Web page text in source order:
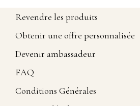
Revendre les produits
Obtenir une offre personnalisée
Devenir ambassadeur
FAQ
Conditions Générales